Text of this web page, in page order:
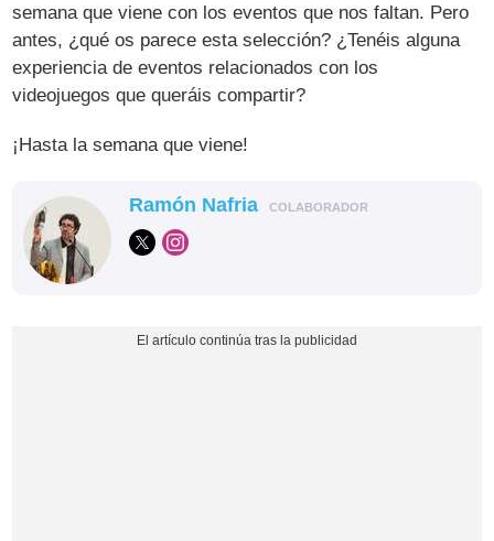
semana que viene con los eventos que nos faltan. Pero
antes, ¿qué os parece esta selección? ¿Tenéis alguna
experiencia de eventos relacionados con los
videojuegos que queráis compartir?
¡Hasta la semana que viene!
Ramón Nafria COLABORADOR